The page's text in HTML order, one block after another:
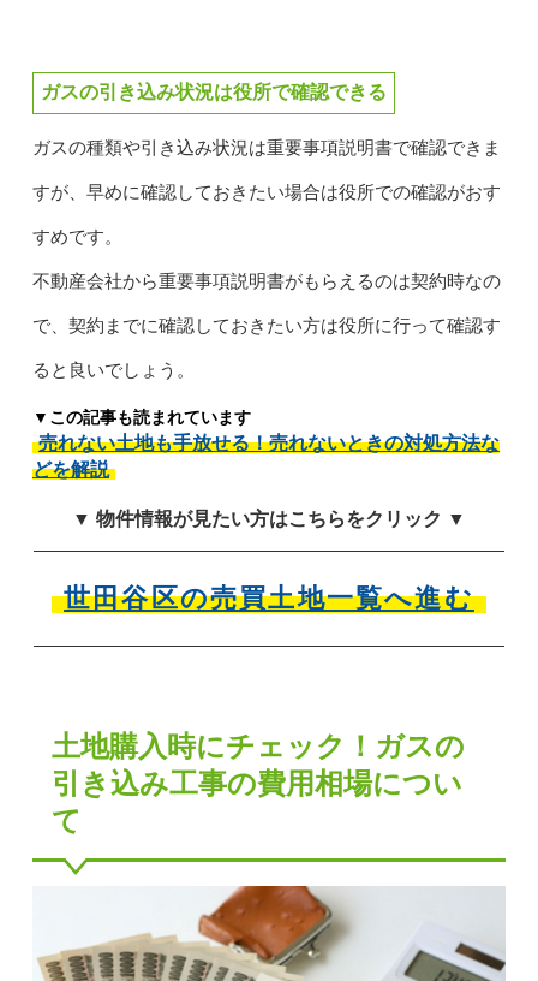
ガスの引き込み状況は役所で確認できる
ガスの種類や引き込み状況は重要事項説明書で確認できま
すが、早めに確認しておきたい場合は役所での確認がおす
すめです。
不動産会社から重要事項説明書がもらえるのは契約時なの
で、契約までに確認しておきたい方は役所に行って確認す
ると良いでしょう。
▼この記事も読まれています
売れない土地も手放せる！売れないときの対処方法な
どを解説
▼ 物件情報が見たい方はこちらをクリック ▼
世田谷区の売買土地一覧へ進む
土地購入時にチェック！ガスの
引き込み工事の費用相場につい
て